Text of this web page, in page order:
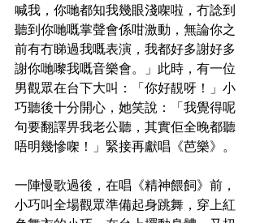
喊我，你哋都知我幾眼淺㗎啦，冇諗到
聽到你哋嘅掌聲會係咁激動，無論你之
前有冇睇過我嘅表演，我都好多謝好多
謝你哋嚟我嘅音樂會。」此時，有一位
男觀眾在台下大叫：「你好靚呀！」小
巧聽後十分開心，她笑說：「我覺得呢
句要翻譯畀我老公聽，其實佢全晚都聽
唔明幾慘㗎！」緊接再獻唱《芭樂》。
一陣慢歌過後，在唱《精神餵飼》前，
小巧叫全場觀眾準備起身跳舞，穿上紅